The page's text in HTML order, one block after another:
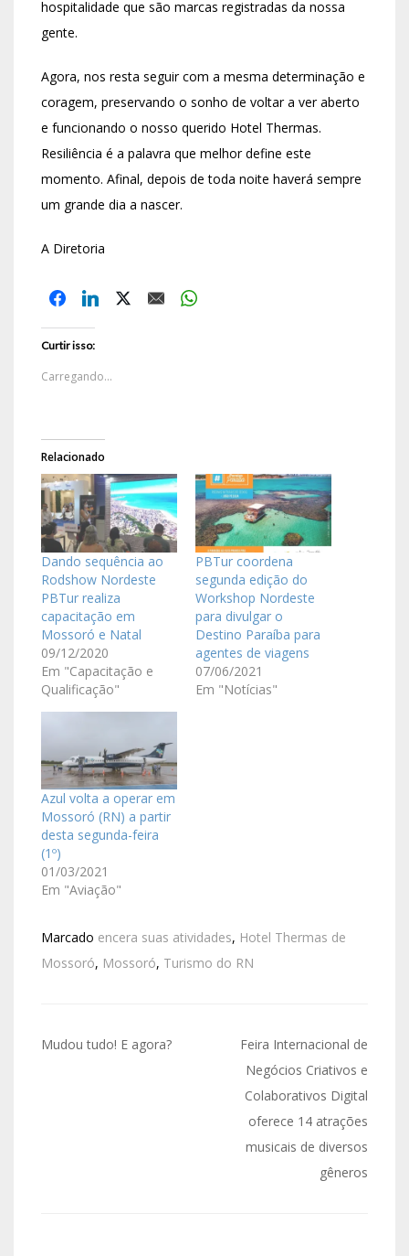
hospitalidade que são marcas registradas da nossa
gente.
Agora, nos resta seguir com a mesma determinação e
coragem, preservando o sonho de voltar a ver aberto
e funcionando o nosso querido Hotel Thermas.
Resiliência é a palavra que melhor define este
momento. Afinal, depois de toda noite haverá sempre
um grande dia a nascer.
A Diretoria
Curtir isso:
Carregando...
Relacionado
Dando sequência ao
Rodshow Nordeste
PBTur realiza
capacitação em
Mossoró e Natal
09/12/2020
Em "Capacitação e
Qualificação"
PBTur coordena
segunda edição do
Workshop Nordeste
para divulgar o
Destino Paraíba para
agentes de viagens
07/06/2021
Em "Notícias"
Azul volta a operar em
Mossoró (RN) a partir
desta segunda-feira
(1º)
01/03/2021
Em "Aviação"
Marcado encera suas atividades, Hotel Thermas de
Mossoró, Mossoró, Turismo do RN
Mudou tudo! E agora?
Feira Internacional de
Negócios Criativos e
Colaborativos Digital
oferece 14 atrações
musicais de diversos
gêneros